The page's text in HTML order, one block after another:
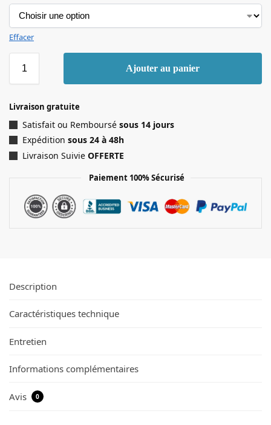
Effacer
Ajouter au panier
Livraison gratuite
Satisfait ou Remboursé sous 14 jours
Expédition sous 24 à 48h
Livraison Suivie OFFERTE
Paiement 100% Sécurisé
Description
Caractéristiques technique
Entretien
Informations complémentaires
Avis 0